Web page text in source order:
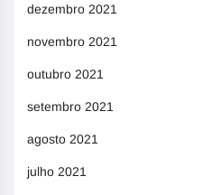
dezembro 2021
novembro 2021
outubro 2021
setembro 2021
agosto 2021
julho 2021